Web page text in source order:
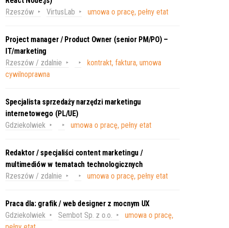
Rzeszów
VirtusLab umowa o pracę, pełny etat
Project manager / Product Owner (senior PM/PO) –
IT/marketing
Rzeszów / zdalnie
kontrakt, faktura, umowa
cywilnoprawna
Specjalista sprzedaży narzędzi marketingu
internetowego (PL/UE)
Gdziekolwiek
umowa o pracę, pełny etat
Redaktor / specjaliści content marketingu /
multimediów w tematach technologicznych
Rzeszów / zdalnie
umowa o pracę, pełny etat
Praca dla: grafik / web designer z mocnym UX
Gdziekolwiek
Sembot Sp. z o.o.
umowa o pracę,